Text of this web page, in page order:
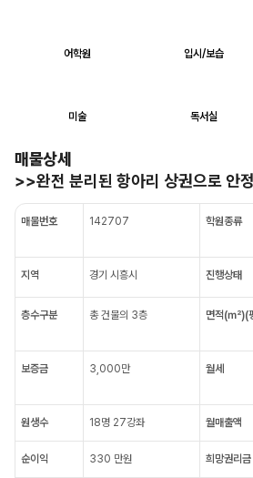
어학원 입시/보습
미술 독서실
매물상세
>>완전 분리된 항아리 상권으로 안
매물번호 142707 학원종류
지역 경기 시흥시 진행상태
층수구분 총 건물의 3층 면적(㎡)(
보증금 3,000만 월세
원생수 18명 27강좌 월매출액
순이익 330 만원 희망권리금